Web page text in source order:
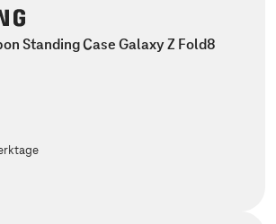
Standing Case Galaxy Z Fold8